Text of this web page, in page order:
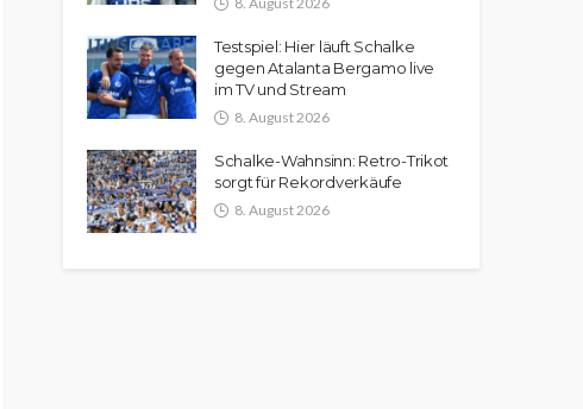
Testspiel: Hier läuft Schalke
gegen Atalanta Bergamo live
im TV und Stream
8. August 2026
Schalke-Wahnsinn: Retro-Trikot
sorgt für Rekordverkäufe
8. August 2026